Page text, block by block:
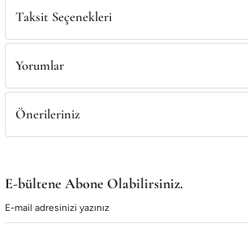
Taksit Seçenekleri
Yorumlar
Önerileriniz
E-bültene Abone Olabilirsiniz.